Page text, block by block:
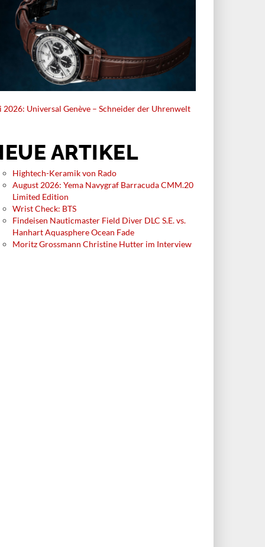
2026: Universal Genève – Schneider der Uhrenwelt
ARTIKEL
Hightech-Keramik von Rado
August 2026: Yema Navygraf Barracuda CMM.20
Limited Edition
Wrist Check: BTS
Findeisen Nauticmaster Field Diver DLC S.E. vs.
Hanhart Aquasphere Ocean Fade
Moritz Grossmann Christine Hutter im Interview